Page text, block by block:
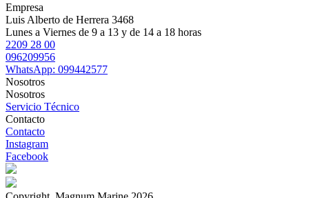
Empresa
Luis Alberto de Herrera 3468
Lunes a Viernes de 9 a 13 y de 14 a 18 horas
2209 28 00
096209956
WhatsApp: 099442577
Nosotros
Nosotros
Servicio Técnico
Contacto
Contacto
Instagram
Facebook